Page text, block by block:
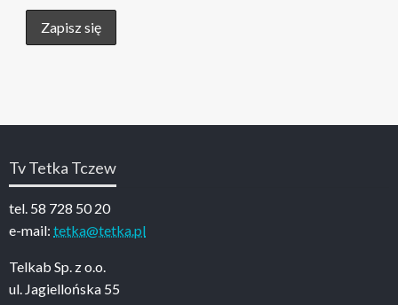
Tv Tetka Tczew
tel. 58 728 50 20
e-mail: tetka@tetka.pl
Telkab Sp. z o.o.
ul. Jagiellońska 55